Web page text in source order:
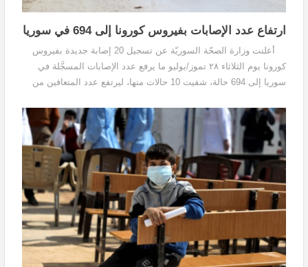
ارتفاع عدد الإصابات بفيروس كورونا إلى 694 في سوريا
أعلنت وزارة الصحّة السوريّة عن تسجيل 20 إصابة جديدة بفيروس
كورونا يوم الثلاثاء ٢٨ تموز/يوليو ما يرفع عدد الإصابات المسجَّلة في
سوريا إلى 694 حالة، شفيت 10 حالات منها، ليرتفع عدد المتعافين من